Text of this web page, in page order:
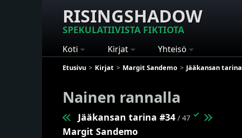
RISINGSHADOW
SPEKULATIIVISTA FIKTIOTA
Koti Kirjat Yhteisö
Etusivu Kirjat Margit Sandemo Jääkansan tarina
Nainen rannalla
Jääkansan tarina #34 / 47 ✓
Margit Sandemo